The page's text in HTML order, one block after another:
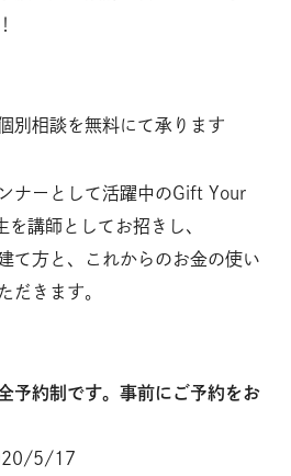
別相談を無料にて承ります
ナーとして活躍中のGift Your
を講師としてお招きし、
て方と、これからのお金の使い
だきます。
予約制です。事前にご予約をお
5/17